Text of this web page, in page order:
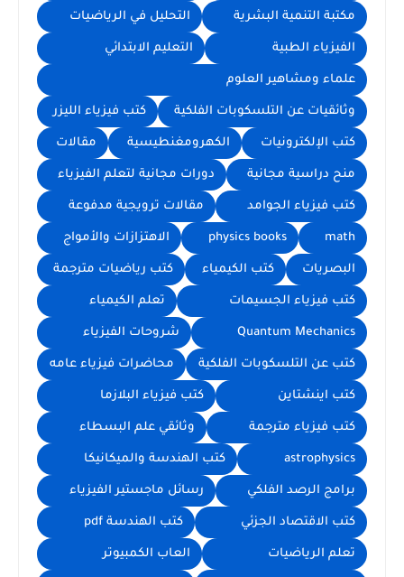
مكتبة التنمية البشرية التحليل في الرياضيات
الفيزياء الطبية التعليم الابتدائي
علماء ومشاهير العلوم
وثائقيات عن التلسكوبات الفلكية كتب فيزياء الليزر
كتب الإلكترونيات الكهرومغنطيسية مقالات
منح دراسية مجانية دورات مجانية لتعلم الفيزياء
كتب فيزياء الجوامد مقالات ترويجية مدفوعة
math
physics books الاهتزازات والأمواج
البصريات كتب الكيمياء كتب رياضيات مترجمة
كتب فيزياء الجسيمات تعلم الكيمياء
Quantum Mechanics شروحات الفيزياء
كتب عن التلسكوبات الفلكية محاضرات فيزياء عامه
كتب اينشتاين كتب فيزياء البلازما
كتب فيزياء مترجمة وثائقي علم البسطاء
astrophysics كتب الهندسة والميكانيكا
برامج الرصد الفلكي رسائل ماجستير الفيزياء
كتب الاقتصاد الجزئي كتب الهندسة pdf
تعلم الرياضيات العاب الكمبيوتر